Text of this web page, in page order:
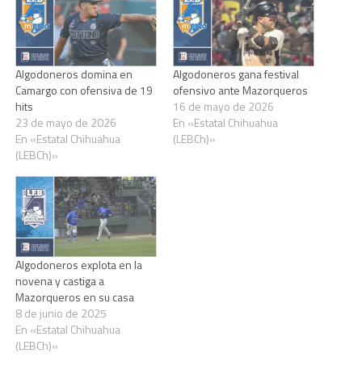
Algodoneros domina en
Camargo con ofensiva de 19
hits
23 de mayo de 2026
En «Estatal Chihuahua
(LEBCh)»
Algodoneros gana festival
ofensivo ante Mazorqueros
16 de mayo de 2026
En «Estatal Chihuahua
(LEBCh)»
Algodoneros explota en la
novena y castiga a
Mazorqueros en su casa
8 de junio de 2025
En «Estatal Chihuahua
(LEBCh)»